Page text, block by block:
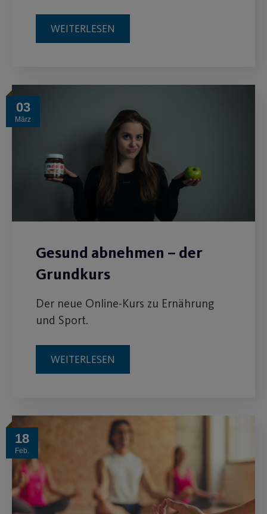
WEITERLESEN
03
März
Gesund abnehmen – der
Grundkurs
Der neue Online-Kurs zu Ernährung
und Sport.
WEITERLESEN
18
Feb.